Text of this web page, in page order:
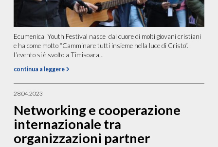
Ecumenical Youth Festival nasce dal cuore di molti giovani cristiani
e ha come motto “Camminare tutti insieme nella luce di Cristo”.
L’evento si è svolto a Timisoara...
continua a leggere
28.04.2023
Networking e cooperazione
internazionale tra
organizzazioni partner